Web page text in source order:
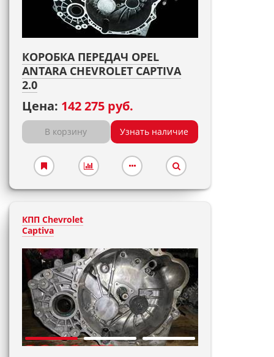
КОРОБКА ПЕРЕДАЧ OPEL
ANTARA CHEVROLET CAPTIVA
2.0
Цена: 142 275 руб.
В корзину Узнать наличие
КПП Chevrolet
Captiva